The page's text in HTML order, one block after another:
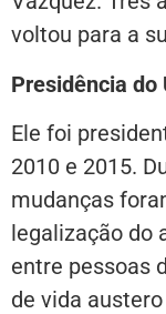
voltou para a
Presidência do
Ele foi
2010 e 2015.
mudanças
legalização do
entre pessoas
de vida